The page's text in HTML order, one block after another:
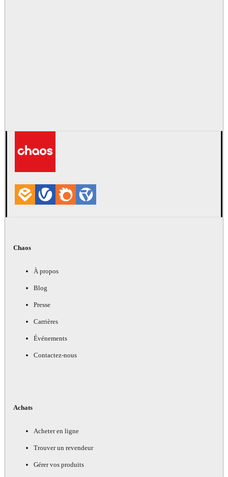
Chaos
À propos
Blog
Presse
Carrières
Événements
Contactez-nous
Achats
Acheter en ligne
Trouver un revendeur
Gérer vos produits